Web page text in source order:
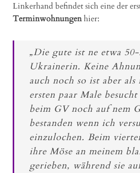
Linkerhand befindet sich eine der
Terminwohnungenhier:
„Die gute ist ne etwa
Ukrainerin. Keine
auch noch so ist aber als
ersten paar Male
beim GV noch auf nem
bestanden wenn ich
einzulochen. Beim
ihre Möse an meinem
gerieben, während sie